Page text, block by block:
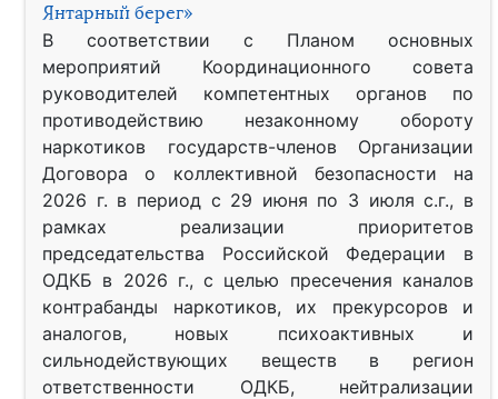
Янтарный берег»
В соответствии с Планом основных
мероприятий Координационного совета
руководителей компетентных органов по
противодействию незаконному обороту
наркотиков государств-членов Организации
Договора о коллективной безопасности на
2026 г. в период с 29 июня по 3 июля с.г., в
рамках реализации приоритетов
председательства Российской Федерации в
ОДКБ в 2026 г., с целью пресечения каналов
контрабанды наркотиков, их прекурсоров и
аналогов, новых психоактивных и
сильнодействующих веществ в регион
ответственности ОДКБ, нейтрализации